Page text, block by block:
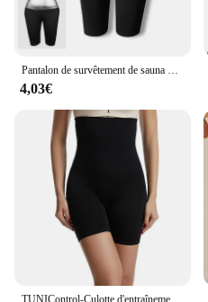
Pantalon de survêtement de sauna pour femme, contrôle de la graisse thermique, legging spoant le corps, culotte de fitness commandée, short slim à la taille
4,03€